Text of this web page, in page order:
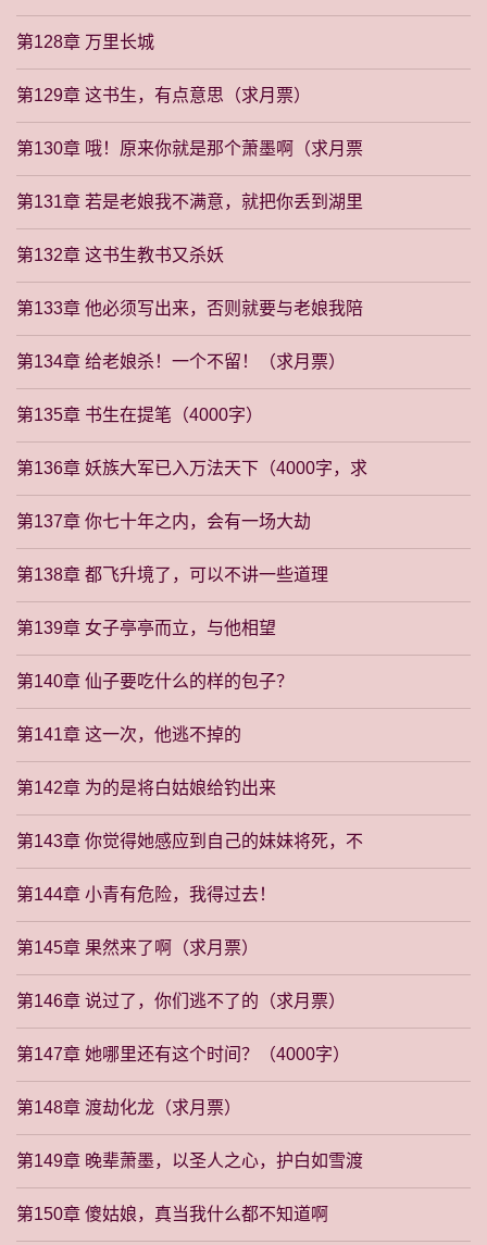
第128章 万里长城
第129章 这书生，有点意思（求月票）
第130章 哦！原来你就是那个萧墨啊（求月票
第131章 若是老娘我不满意，就把你丢到湖里
第132章 这书生教书又杀妖
第133章 他必须写出来，否则就要与老娘我陪
第134章 给老娘杀！一个不留！（求月票）
第135章 书生在提笔（4000字）
第136章 妖族大军已入万法天下（4000字，求
第137章 你七十年之内，会有一场大劫
第138章 都飞升境了，可以不讲一些道理
第139章 女子亭亭而立，与他相望
第140章 仙子要吃什么的样的包子？
第141章 这一次，他逃不掉的
第142章 为的是将白姑娘给钓出来
第143章 你觉得她感应到自己的妹妹将死，不
第144章 小青有危险，我得过去！
第145章 果然来了啊（求月票）
第146章 说过了，你们逃不了的（求月票）
第147章 她哪里还有这个时间？（4000字）
第148章 渡劫化龙（求月票）
第149章 晚辈萧墨，以圣人之心，护白如雪渡
第150章 傻姑娘，真当我什么都不知道啊